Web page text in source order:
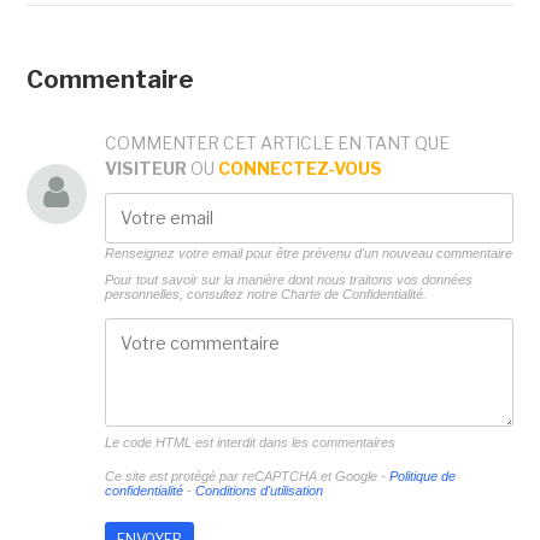
Commentaire
COMMENTER CET ARTICLE EN TANT QUE
VISITEUR OU CONNECTEZ-VOUS
Renseignez votre email pour être prévenu d'un nouveau commentaire
Pour tout savoir sur la manière dont nous traitons vos données
personnelles, consultez notre Charte de Confidentialité.
Le code HTML est interdit dans les commentaires
Ce site est protégé par reCAPTCHA et Google - Politique de
confidentialité- Conditions d'utilisation